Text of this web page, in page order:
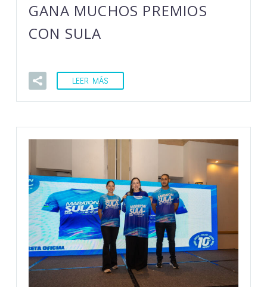
GANA MUCHOS PREMIOS
CON SULA
LEER MÁS